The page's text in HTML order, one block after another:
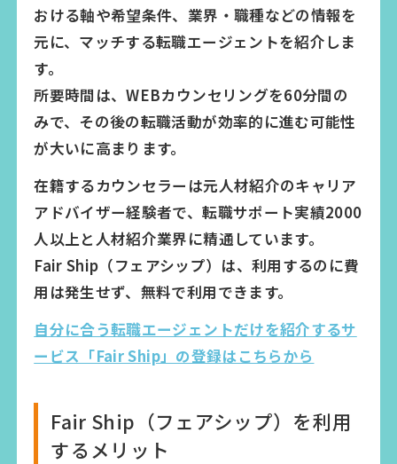
おける軸や希望条件、業界・職種などの情報を
元に、マッチする転職エージェントを紹介しま
す。
所要時間は、WEBカウンセリングを60分間の
みで、その後の転職活動が効率的に進む可能性
が大いに高まります。
在籍するカウンセラーは元人材紹介のキャリア
アドバイザー経験者で、転職サポート実績2000
人以上と人材紹介業界に精通しています。
Fair Ship（フェアシップ）は、利用するのに費
用は発生せず、無料で利用できます。
自分に合う転職エージェントだけを紹介するサ
ービス「Fair Ship」の登録はこちらから
Fair Ship（フェアシップ）を利用
するメリット